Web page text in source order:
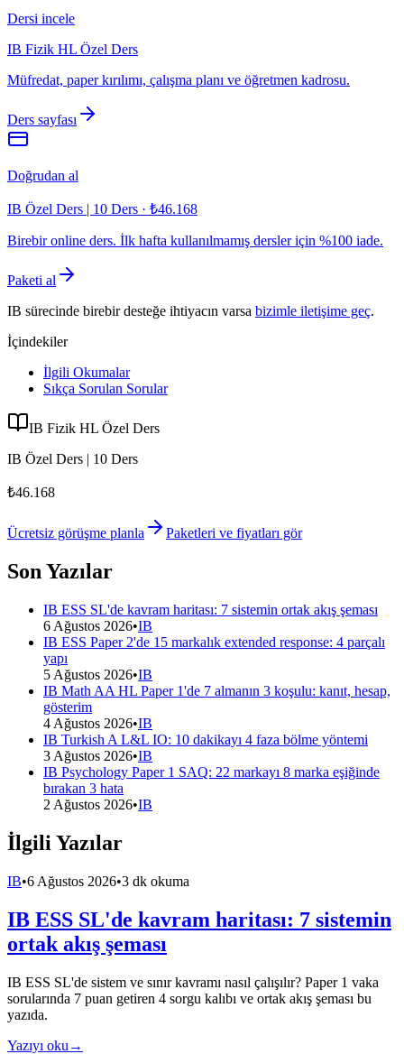
Dersi incele
IB Fizik HL Özel Ders
Müfredat, paper kırılımı, çalışma planı ve öğretmen kadrosu.
Ders sayfası
Doğrudan al
IB Özel Ders | 10 Ders · ₺46.168
Birebir online ders. İlk hafta kullanılmamış dersler için %100 iade.
Paketi al
IB sürecinde birebir desteğe ihtiyacın varsa bizimle iletişime geç.
İçindekiler
İlgili Okumalar
Sıkça Sorulan Sorular
IB Fizik HL Özel Ders
IB Özel Ders | 10 Ders
₺46.168
Ücretsiz görüşme planla Paketleri ve fiyatları gör
Son Yazılar
IB ESS SL'de kavram haritası: 7 sistemin ortak akış şeması
6 Ağustos 2026•IB
IB ESS Paper 2'de 15 markalık extended response: 4 parçalı
yapı
5 Ağustos 2026•IB
IB Math AA HL Paper 1'de 7 almanın 3 koşulu: kanıt, hesap,
gösterim
4 Ağustos 2026•IB
IB Turkish A L&L IO: 10 dakikayı 4 faza bölme yöntemi
3 Ağustos 2026•IB
IB Psychology Paper 1 SAQ: 22 markayı 8 marka eşiğinde
bırakan 3 hata
2 Ağustos 2026•IB
İlgili Yazılar
IB•6 Ağustos 2026•3 dk okuma
IB ESS SL'de kavram haritası: 7 sistemin
ortak akış şeması
IB ESS SL'de sistem ve sınır kavramı nasıl çalışılır? Paper 1 vaka
sorularında 7 puan getiren 4 sorgu kalıbı ve ortak akış şeması bu
yazıda.
Yazıyı oku →